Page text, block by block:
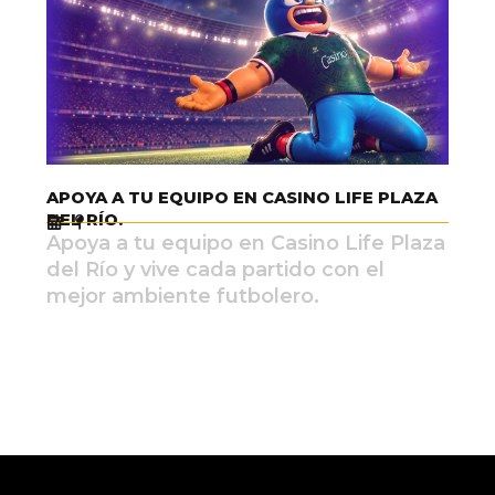
APOYA A TU EQUIPO EN CASINO LIFE PLAZA
DEL RÍO.
Apoya a tu equipo en Casino Life Plaza
del Río y vive cada partido con el
mejor ambiente futbolero.